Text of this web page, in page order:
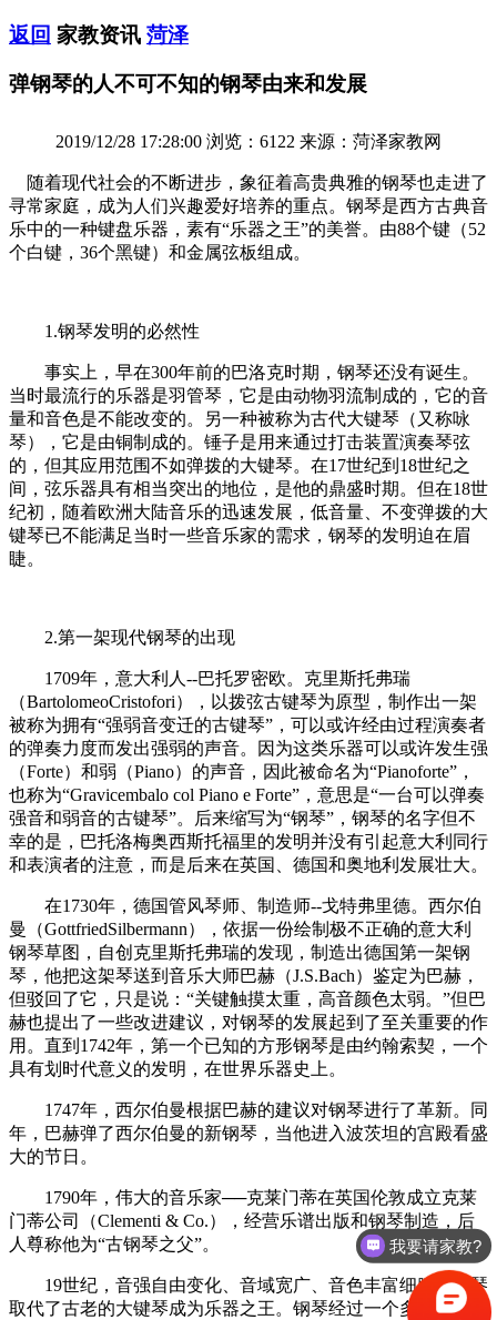
返回 家教资讯 菏泽
弹钢琴的人不可不知的钢琴由来和发展
2019/12/28 17:28:00 浏览：6122 来源：菏泽家教网
随着现代社会的不断进步，象征着高贵典雅的钢琴也走进了
寻常家庭，成为人们兴趣爱好培养的重点。钢琴是西方古典音
乐中的一种键盘乐器，素有“乐器之王”的美誉。由88个键（52
个白键，36个黑键）和金属弦板组成。
1.钢琴发明的必然性
事实上，早在300年前的巴洛克时期，钢琴还没有诞生。
当时最流行的乐器是羽管琴，它是由动物羽流制成的，它的音
量和音色是不能改变的。另一种被称为古代大键琴（又称咏
琴），它是由铜制成的。锤子是用来通过打击装置演奏琴弦
的，但其应用范围不如弹拨的大键琴。在17世纪到18世纪之
间，弦乐器具有相当突出的地位，是他的鼎盛时期。但在18世
纪初，随着欧洲大陆音乐的迅速发展，低音量、不变弹拨的大
键琴已不能满足当时一些音乐家的需求，钢琴的发明迫在眉
睫。
2.第一架现代钢琴的出现
1709年，意大利人--巴托罗密欧。克里斯托弗瑞
（BartolomeoCristofori），以拨弦古键琴为原型，制作出一架
被称为拥有“强弱音变迁的古键琴”，可以或许经由过程演奏者
的弹奏力度而发出强弱的声音。因为这类乐器可以或许发生强
（Forte）和弱（Piano）的声音，因此被命名为“Pianoforte”，
也称为“Gravicembalo col Piano e Forte”，意思是“一台可以弹奏
强音和弱音的古键琴”。后来缩写为“钢琴”，钢琴的名字但不
幸的是，巴托洛梅奥西斯托福里的发明并没有引起意大利同行
和表演者的注意，而是后来在英国、德国和奥地利发展壮大。
在1730年，德国管风琴师、制造师--戈特弗里德。西尔伯
曼（GottfriedSilbermann），依据一份绘制极不正确的意大利
钢琴草图，自创克里斯托弗瑞的发现，制造出德国第一架钢
琴，他把这架琴送到音乐大师巴赫（J.S.Bach）鉴定为巴赫，
但驳回了它，只是说：“关键触摸太重，高音颜色太弱。”但巴
赫也提出了一些改进建议，对钢琴的发展起到了至关重要的作
用。直到1742年，第一个已知的方形钢琴是由约翰索契，一个
具有划时代意义的发明，在世界乐器史上。
1747年，西尔伯曼根据巴赫的建议对钢琴进行了革新。同
年，巴赫弹了西尔伯曼的新钢琴，当他进入波茨坦的宫殿看盛
大的节日。
1790年，伟大的音乐家──克莱门蒂在英国伦敦成立克莱
门蒂公司（Clementi & Co.），经营乐谱出版和钢琴制造，后
人尊称他为“古钢琴之父”。
19世纪，音强自由变化、音域宽广、音色丰富细腻的钢琴
取代了古老的大键琴成为乐器之王。钢琴经过一个多世纪的进
我要请家教?